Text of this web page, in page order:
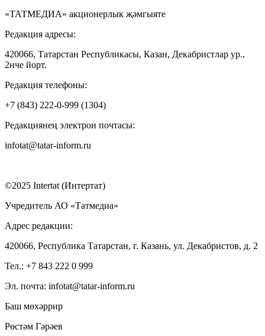
«ТАТМЕДИА» акционерлык җәмгыяте
Редакция адресы:
420066, Татарстан Республикасы, Казан, Декабристлар ур.,
2нче йорт.
Редакция телефоны:
+7 (843) 222-0-999 (1304)
Редакциянең электрон почтасы:
infotat@tatar-inform.ru
©2025 Intertat (Интертат)
Учредитель АО «Татмедиа»
Адрес редакции:
420066, Республика Татарстан, г. Казань, ул. Декабристов, д. 2
Тел.: +7 843 222 0 999
Эл. почта: infotat@tatar-inform.ru
Баш мөхәррир
Рөстәм Гәрәев